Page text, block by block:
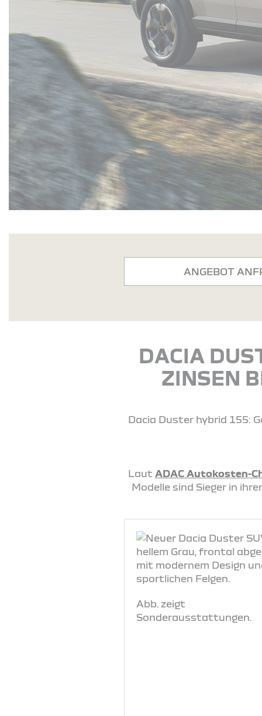
ANGEBOT
DACIA
ZINSEN
Dacia Duster hybrid 155:
Laut ADAC Autokosten-
Modelle sind Sieger in
Abb. zeigt
Sonderausstattungen.